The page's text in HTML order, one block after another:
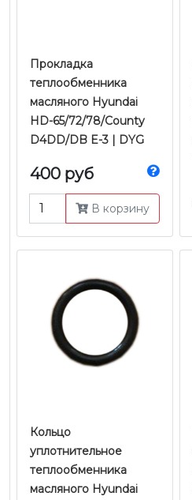
Прокладка
теплообменника
масляного Hyundai
HD-65/72/78/County
D4DD/DB E-3 | DYG
400 руб
В корзину
Кольцо
уплотнительное
теплообменника
масляного Hyundai